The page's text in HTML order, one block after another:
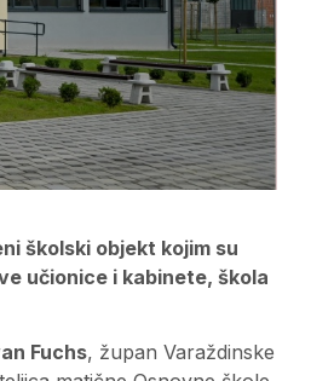
školski objekt kojim su
učionice i kabinete, škola
Fuchs, župan Varaždinske